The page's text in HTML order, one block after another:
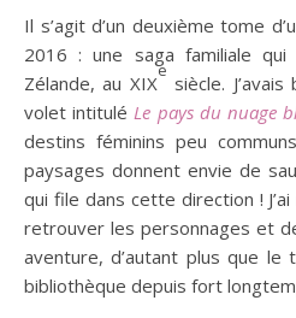
Il s’agit d’un deuxième tome
2016 : une saga familiale
Zélande, au XIX
e
siècle.
volet intituléLe pays du nuage
destins féminins peu
paysages donnent envie de
qui file dans cette direction !
retrouver les personnages et
aventure, d’autant plus que le
bibliothèque depuis fort